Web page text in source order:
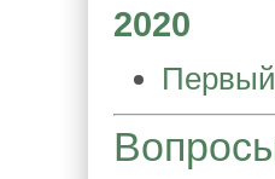
2020